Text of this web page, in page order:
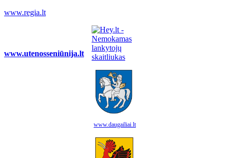
www.regia.lt
www.utenosseniūnija.lt
www.daugailiai.lt